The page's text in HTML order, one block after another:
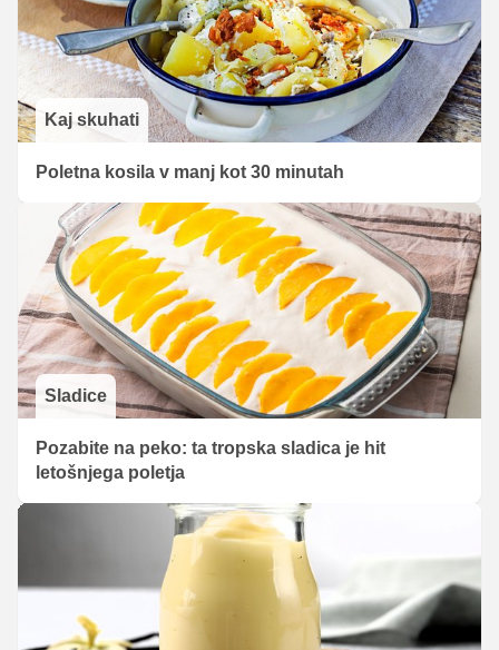
Kaj skuhati
Poletna kosila v manj kot 30 minutah
Sladice
Pozabite na peko: ta tropska sladica je hit
letošnjega poletja